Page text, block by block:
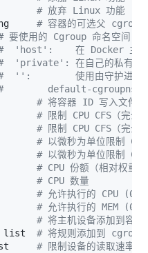
# 放弃 Linux 功能
# 容器的可选父 cgroup
要使用的 Cgroup 命名空间（
'host':    在 Docker 主机
'private': 在自己的私有
'':        使用由守护进程
default-cgroupns-
# 将容器 ID 写入文件
int
# 限制 CPU CFS（完全
int
# 限制 CPU CFS（完全
int
# 以微秒为单位限制
int
# 以微秒为单位限制
int # CPU 份额（相对权重）
# CPU 数量
# 允许执行的 CPU
# 允许执行的 MEM
# 将主机设备添加到容器
list
# 将规则添加到 cgroup
list
# 限制设备的读取速率